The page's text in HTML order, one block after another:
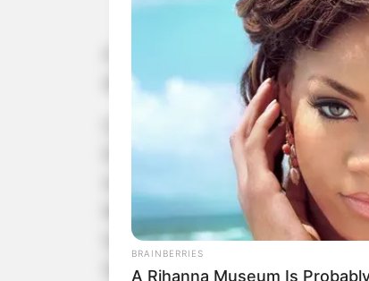
A Raízen está com vagas
disponíveis são:
Caldeireiro(a) Sênior
Eletricista Sênior
Instrumentista Pleno
Mecânico(a) Industrial Pleno/
Operador(a) Caldeiras III
Operador(a) Extração I e II
BRAINBERRIES
A Rihanna Museum Is